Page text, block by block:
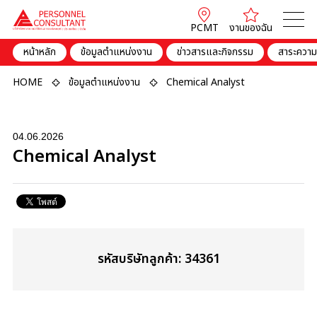
PCMT
งานของฉัน
หน้าหลัก
ข้อมูลตำแหน่งงาน ข่าวสารและกิจกรรม สาระควา
HOME ข้อมูลตำแหน่งงาน Chemical Analyst
04.06.2026
Chemical Analyst
รหัสบริษัทลูกค้า: 34361